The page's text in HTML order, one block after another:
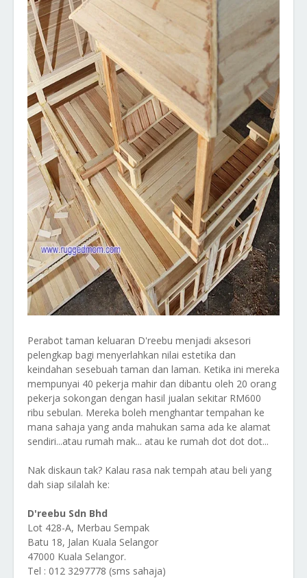
Perabot taman keluaran D'reebu menjadi aksesori
pelengkap bagi menyerlahkan nilai estetika dan
keindahan sesebuah taman dan laman. Ketika ini mereka
mempunyai 40 pekerja mahir dan dibantu oleh 20 orang
pekerja sokongan dengan hasil jualan sekitar RM600
ribu sebulan. Mereka boleh menghantar tempahan ke
mana sahaja yang anda mahukan sama ada ke alamat
sendiri...atau rumah mak... atau ke rumah dot dot dot...
Nak diskaun tak? Kalau rasa nak tempah atau beli yang
dah siap silalah ke:
D'reebu Sdn Bhd
Lot 428-A, Merbau Sempak
Batu 18, Jalan Kuala Selangor
47000 Kuala Selangor.
Tel : 012 3297778 (sms sahaja)